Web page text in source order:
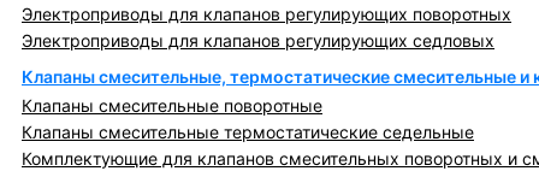
Электроприводы для клапанов регулирующих поворотных
Электроприводы для клапанов регулирующих седловых
Клапаны смесительные, термостатические смесительные
Клапаны смесительные поворотные
Клапаны смесительные термостатические седельные
Комплектующие для клапанов смесительных поворотных и